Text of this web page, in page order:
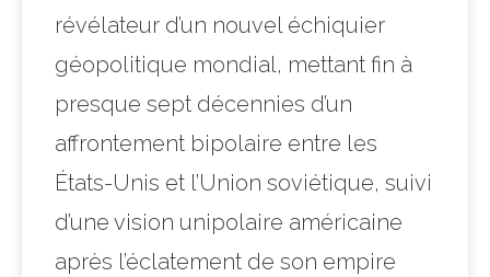
révélateur d’un nouvel échiquier
géopolitique mondial, mettant fin à
presque sept décennies d’un
affrontement bipolaire entre les
États-Unis et l’Union soviétique, suivi
d’une vision unipolaire américaine
après l’éclatement de son empire